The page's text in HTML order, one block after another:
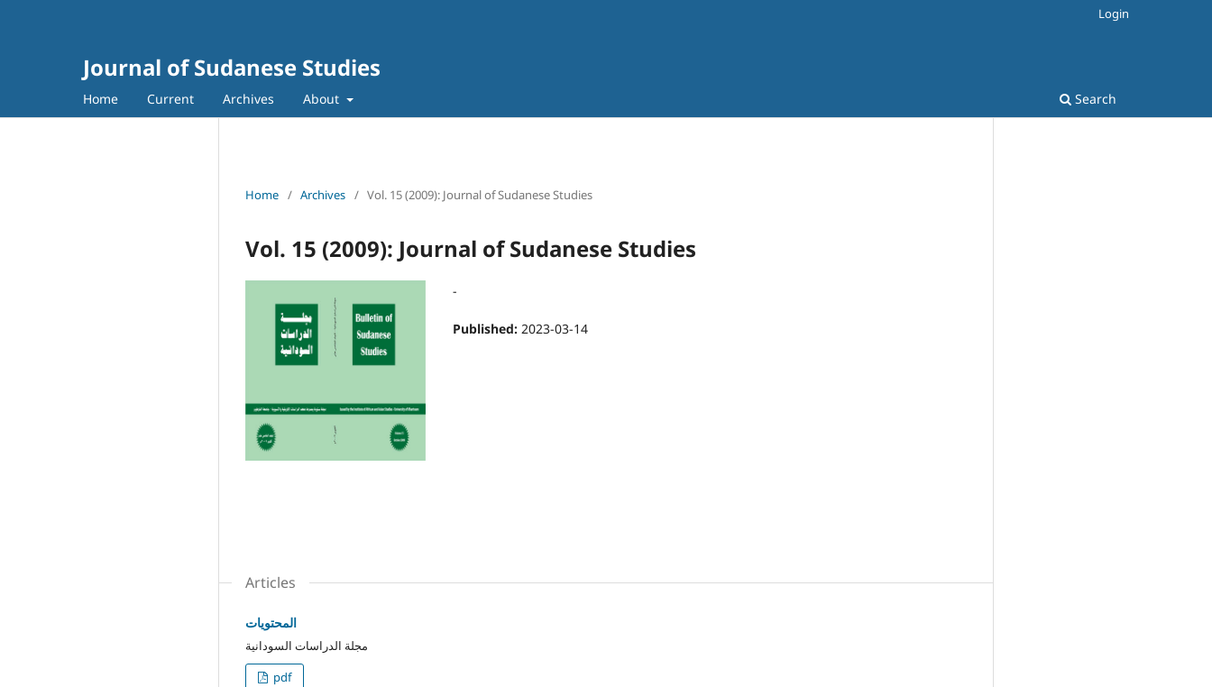
Journal of Sudanese Studies
Home Current Archives About Search
Login
Home / Archives / Vol. 15 (2009): Journal of Sudanese Studies
Vol. 15 (2009): Journal of Sudanese Studies
-
Published: 2023-03-14
Articles
المحتويات
مجلة الدراسات السودانية
pdf